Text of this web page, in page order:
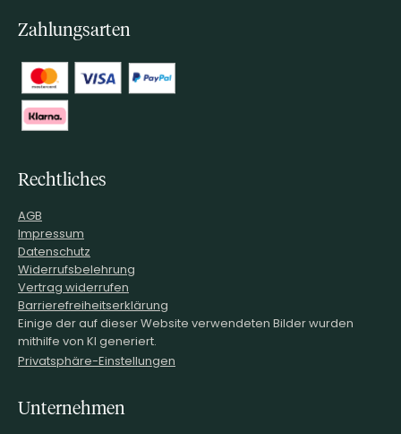
Zahlungsarten
Rechtliches
AGB
Impressum
Datenschutz
Widerrufsbelehrung
Vertrag widerrufen
Barrierefreiheitserklärung
Einige der auf dieser Website verwendeten Bilder wurden
mithilfe von KI generiert.
Privatsphäre-Einstellungen
Unternehmen